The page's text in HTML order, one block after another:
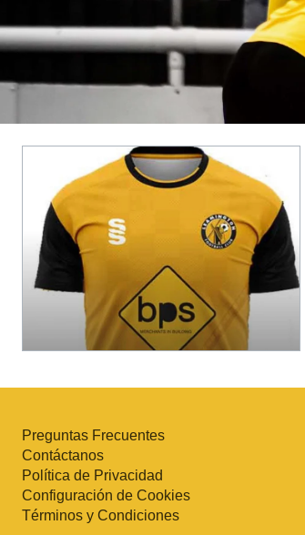
Preguntas Frecuentes
Contáctanos
Política de Privacidad
Configuración de Cookies
Términos y Condiciones